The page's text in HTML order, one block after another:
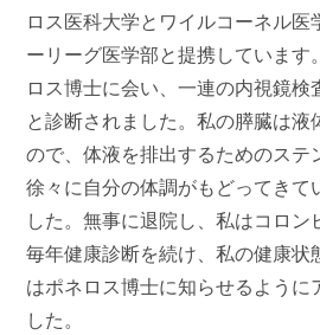
ロス医科大学とワイルコーネル医
ーリーグ医学部と提携しています
ロス博士に会い、一連の内視鏡検
と診断されました。私の膵臓は液
ので、体液を排出するためのステ
徐々に自分の体調がもどってきて
した。無事に退院し、私はコロン
毎年健康診断を続け、私の健康状
はポネロス博士に知らせるように
した。